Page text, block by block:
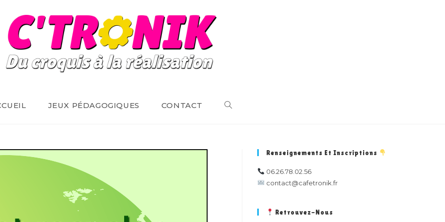
JEUX PÉDAGOGIQUES CONTACT TOGGLE
Renseignements Et Inscriptions
06.26.78.02.56
contact@cafetronik.fr
Retrouvez-Nous